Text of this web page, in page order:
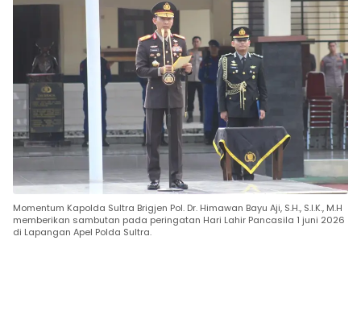
Momentum Kapolda Sultra Brigjen Pol. Dr. Himawan Bayu Aji, S.H., S.I.K., M.H
memberikan sambutan pada peringatan Hari Lahir Pancasila 1 juni 2026
di Lapangan Apel Polda Sultra.